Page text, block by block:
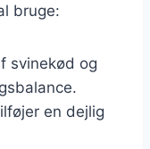
bruge:
svinekød og
en dejlig